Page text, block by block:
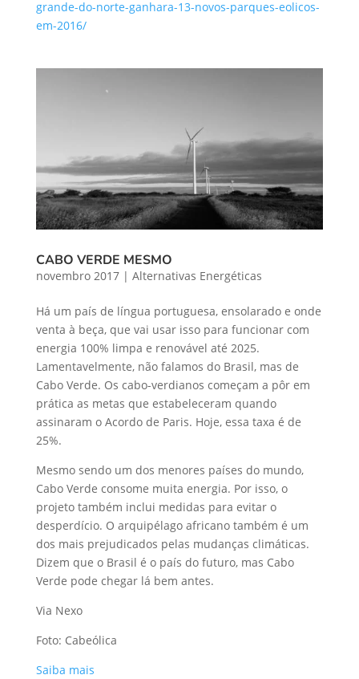
grande-do-norte-ganhara-13-novos-parques-eolicos-
em-2016/
CABO VERDE MESMO
novembro 2017| Alternativas Energéticas
Há um país de língua portuguesa, ensolarado e onde
venta à beça, que vai usar isso para funcionar com
energia 100% limpa e renovável até 2025.
Lamentavelmente, não falamos do Brasil, mas de
Cabo Verde. Os cabo-verdianos começam a pôr em
prática as metas que estabeleceram quando
assinaram o Acordo de Paris. Hoje, essa taxa é de
25%.
Mesmo sendo um dos menores países do mundo,
Cabo Verde consome muita energia. Por isso, o
projeto também inclui medidas para evitar o
desperdício. O arquipélago africano também é um
dos mais prejudicados pelas mudanças climáticas.
Dizem que o Brasil é o país do futuro, mas Cabo
Verde pode chegar lá bem antes.
Via Nexo
Foto: Cabeólica
Saiba mais